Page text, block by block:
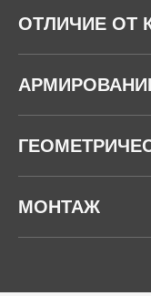
ОТЛИЧИЕ ОТ
МОНТАЖ